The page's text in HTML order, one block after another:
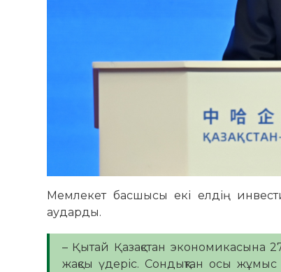
Мемлекет басшысы екі елдің
аударды.
– Қытай Қазақстан
жақсы үдеріс. Сондықтан осы